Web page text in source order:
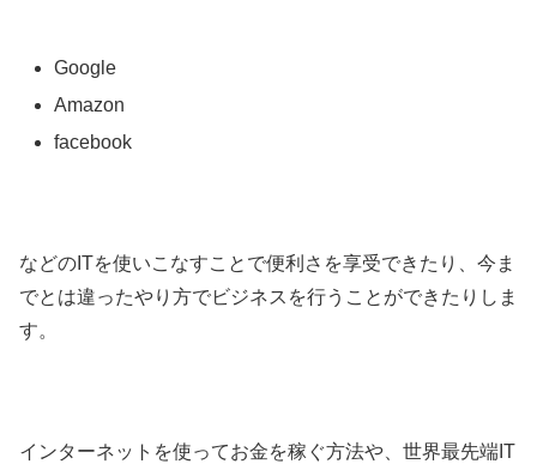
Google
Amazon
facebook
などのITを使いこなすことで便利さを享受できたり、今ま
でとは違ったやり方でビジネスを行うことができたりしま
す。
インターネットを使ってお金を稼ぐ方法や、 世界最先端IT